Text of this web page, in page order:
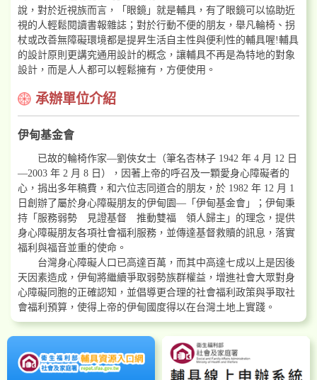
說，對於近視族而言，「眼鏡」就是輔具，有了眼鏡可以協助近
視的人輕鬆閱讀書報雜誌；對於行動不便的朋友，舉凡輪椅、拐
杖或改善無障礙環境都是提昇生活自主性與便利性的輔具喔!輔具
的設計原則更講究通用設計的概念，讓輔具不再是為特地的對象
設計，而是人人都可以輕鬆擁有，方便使用。
承辦單位介紹
伊甸基金會
已故的輪椅作家—劉俠女士（筆名杏林子 1942 年 4 月 12 日
—2003 年 2 月 8 日），因著上帝的呼召及一顆愛身心障礙者的
心，捐出多年稿費，和六位志同道合的朋友，於 1982 年 12 月 1
日創辦了屬於身心障礙朋友的伊甸園—「伊甸基金會」；伊甸秉
持「服務弱勢 見證基督 推動雙福 領人歸主」的理念，提供
身心障礙朋友各項社會福利服務，並傳達基督救贖的訊息，落實
福利與福音並重的使命。
台灣身心障礙人口已高達百萬，而其中高達七成以上是因後
天因素造成，伊甸將繼續爭取弱勢族群權益，增進社會大眾對身
心障礙同胞的正確認知，並倡導更合理的社會福利政策與爭取社
會福利預算，使得上帝的伊甸國度得以在台灣土地上實踐。